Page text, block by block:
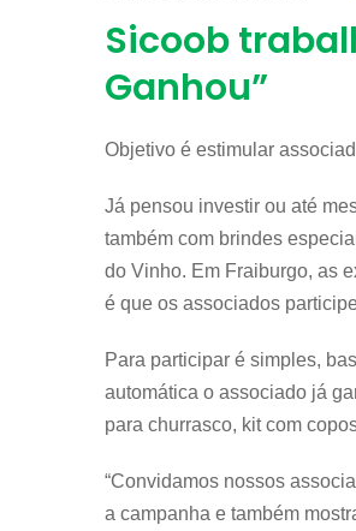
Sicoob
Ganhou”
Objetivo é estimular
Já pensou investir ou até
também com brindes
do Vinho. Em Fraiburgo, as
é que os associados
Para participar é simples,
automática o associado já
para churrasco, kit com
“Convidamos nossos
a campanha e também